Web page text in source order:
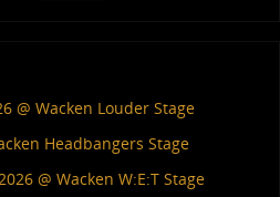
@ Wacken Louder Stage
Headbangers Stage
@ Wacken W:E:T Stage